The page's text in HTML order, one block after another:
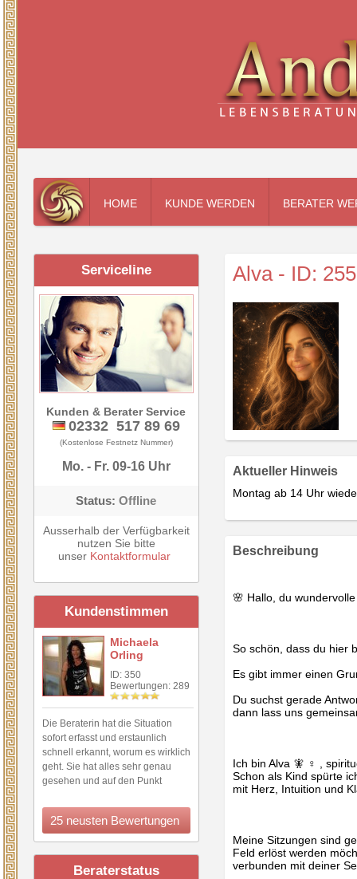
HOME KUNDE WERDEN BERATER
Serviceline
Kunden & Berater Service
02332 517 89 69
(Kostenlose Festnetz Nummer)
Mo. - Fr. 09-16 Uhr
Status:Offline
Ausserhalb der Verfügbarkeit
nutzen Sie bitte
unser Kontaktformular
Kundenstimmen
Michaela
Orling
ID: 350
Bewertungen: 289
Die Beraterin hat die Situation
sofort erfasst und erstaunlich
schnell erkannt, worum es wirklich
geht. Sie hat alles sehr genau
gesehen und auf den Punkt
klar, präzise und unglaublich
treffsicher. Ich war wirklich
Zusammenhänge erkannt hat.
Eine absolut empfehlenswerte
25 neusten Bewertungen
Beraterstatus
Alva - ID: 255
Aktueller Hinweis
Montag ab 14 Uhr
Beschreibung
🌸 Hallo, du
So schön, dass du hier
Es gibt immer einen
Du suchst gerade
dann lass uns
Ich bin Alva 🧚 ‍♀ ️,
Schon als Kind spürte
mit Herz, Intuition und
Meine Sitzungen sind
Feld erlöst werden
verbunden mit deiner